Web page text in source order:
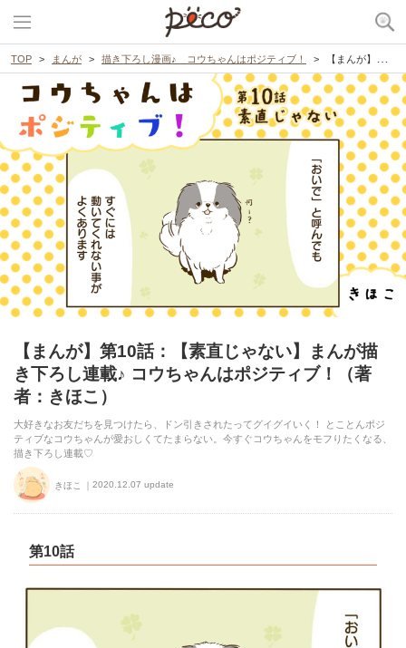
TOP まんが 描き下ろし漫画♪ コウちゃんはポジティブ！ 【まんが】第10話：【素直じゃない】まんが描き下ろし連載♪ コウちゃんはポジティブ！（著者：きほこ）
【まんが】第10話：【素直じゃない】まんが描
き下ろし連載♪ コウちゃんはポジティブ！（著
者：きほこ）
大好きなお友だちを見つけたら、ドン引きされたってグイグイいく！ とことんポジ
ティブなコウちゃんが愛おしくてたまらない。今すぐコウちゃんをモフりたくなる、
描き下ろし連載♡
きほこ 2020.12.07 update
第10話